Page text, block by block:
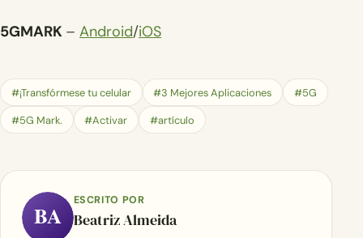
5GMARK – Android/iOS
#¡Transfórmese tu celular #3 Mejores Aplicaciones #5G
#5G Mark. #Activar #artículo
BA
ESCRITO POR
Beatriz Almeida